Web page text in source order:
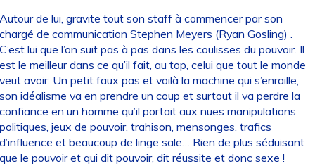
de lui, gravite tout son staff à commencer par son
de communication Stephen Meyers (Ryan Gosling) .
lui que l’on suit pas à pas dans les coulisses du pouvoir. Il
le meilleur dans ce qu’il fait, au top, celui que tout le monde
avoir. Un petit faux pas et voilà la machine qui s’enraille,
idéalisme va en prendre un coup et surtout il va perdre la
en un homme qu’il portait aux nues manipulations
jeux de pouvoir, trahison, mensonges, trafics
et beaucoup de linge sale… Rien de plus séduisant
le pouvoir et qui dit pouvoir, dit réussite et donc sexe !